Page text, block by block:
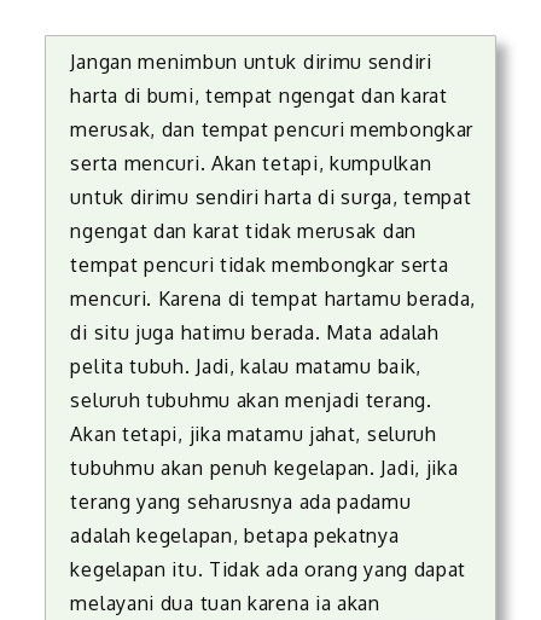
Jangan menimbun untuk dirimu sendiri
harta di bumi, tempat ngengat dan karat
merusak, dan tempat pencuri membongkar
serta mencuri. Akan tetapi, kumpulkan
untuk dirimu sendiri harta di surga, tempat
ngengat dan karat tidak merusak dan
tempat pencuri tidak membongkar serta
mencuri. Karena di tempat hartamu berada,
di situ juga hatimu berada. Mata adalah
pelita tubuh. Jadi, kalau matamu baik,
seluruh tubuhmu akan menjadi terang.
Akan tetapi, jika matamu jahat, seluruh
tubuhmu akan penuh kegelapan. Jadi, jika
terang yang seharusnya ada padamu
adalah kegelapan, betapa pekatnya
kegelapan itu. Tidak ada orang yang dapat
mela­yani dua tuan karena ia akan